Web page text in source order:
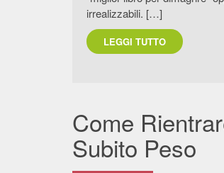
irrealizzabili. […]
LEGGI TUTTO
Come
Subito Peso